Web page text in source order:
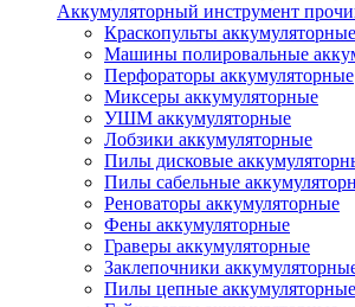
Аккумуляторный инструмент
Краскопульты аккумуляторные
Машины полировальные
Перфораторы аккумуляторные
Миксеры аккумуляторные
УШМ аккумуляторные
Лобзики аккумуляторные
Пилы дисковые
Пилы сабельные
Реноваторы аккумуляторные
Фены аккумуляторные
Граверы аккумуляторные
Заклепочники
Пилы цепные аккумуляторные